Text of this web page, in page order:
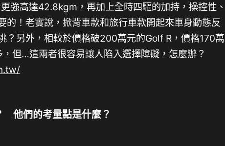
強高達42.8kgm，再加上全時四驅的加持，操控性、
的！老實說，掀背車款和旅行車款開起來車身動態反
？另外，相較於價格破200萬元的Golf R，價格170萬
但…這兩者很容易讓人陷入選擇障礙，怎麼辦？
他們的考量點是什麼？